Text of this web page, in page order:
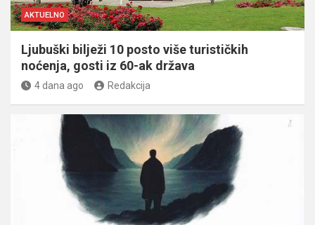
AKTUELNO
Ljubuški bilježi 10 posto više turističkih
noćenja, gosti iz 60-ak država
4 dana ago Redakcija